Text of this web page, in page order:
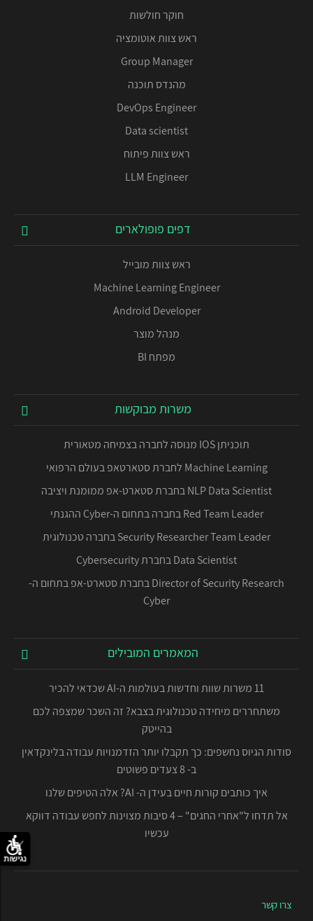
חוקר חולשות
ראש צוות אוטומציה
Group Manager
מהנדס תוכנה
DevOps Engineer
Data scientist
ראש צוות פיתוח
LLM Engineer
דפים פופולארים
ראש צוות מובייל
Machine Learning Engineer
Android Developer
מנהל מוצר
מפתח BI
משרות מבוקשות
תוכניתן IOS מנוסה לחברה בצמיחה מטאורית
Machine Learning לחברת סטארטאפ בעולם הרפואי
NLP Data Scientist בחברת סטארט-אפ ממומנת ויציבה
Red Team Leader בחברה בתחום ה-Cyber ההגנתי
Security Researcher Team Leader בחברה טכנולוגית
Data Scientist בחברת Cybersecurity
Director of Security Research בחברת סטארט-אפ בתחום ה-
Cyber
המאמרים המובילים
11 משרות שוות וחדשות בעולמות ה-AI שכדאי להכיר
משתחררים מיחידה טכנולוגית בצבא? זה השכר שמצפה לכם
בהייטק
סודות הגיוס נחשפים: כך תקבלו יותר הזדמנויות עבודה בלינקדאין
ב- 8 צעדים פשוטים
איך כותבים קורות חיים בעידן ה- AI? אלה הטיפים שלנו
אל תדחו ל"אחרי החגים" – 4 סיבות מצוינות לחפש עבודה דווקא
עכשיו
צרו קשר
נגישות